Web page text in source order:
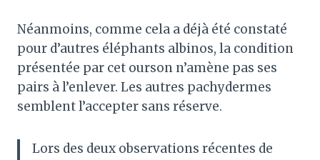
Néanmoins, comme cela a déjà été constaté
pour d’autres éléphants albinos, la condition
présentée par cet ourson n’amène pas ses
pairs à l’enlever. Les autres pachydermes
semblent l’accepter sans réserve.
Lors des deux observations récentes de